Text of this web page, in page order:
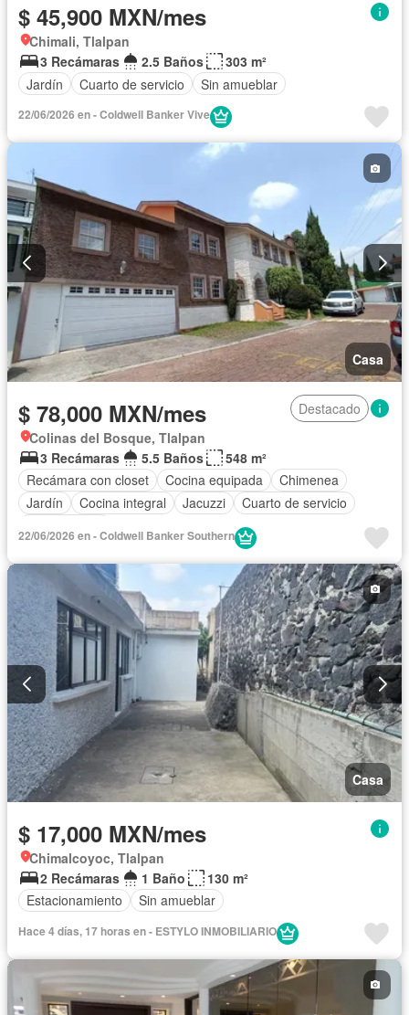
$ 45,900 MXN/mes
Chimali, Tlalpan
3 Recámaras
2.5 Baños
303 m²
Jardín
Cuarto de servicio Sin amueblar
22/06/2026 en - Coldwell Banker Vive
Casa
$ 78,000 MXN/mes
Destacado
Colinas del Bosque, Tlalpan
3 Recámaras
5.5 Baños
548 m²
Recámara con closet
Cocina equipada
Chimenea
Jardín
Cocina integral Jacuzzi
Cuarto de servicio
22/06/2026 en - Coldwell Banker Southern
Casa
$ 17,000 MXN/mes
Chimalcoyoc, Tlalpan
2 Recámaras
1 Baño
130 m²
Estacionamiento
Sin amueblar
Hace 4 días, 17 horas en - ESTYLO INMOBILIARIO